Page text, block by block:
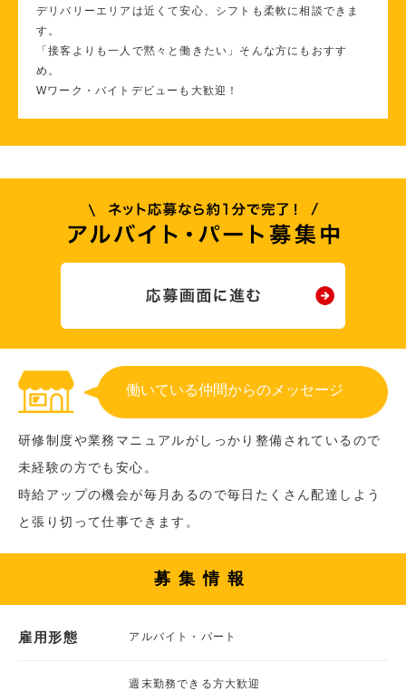
デリバリーエリアは近くて安心、シフトも柔軟に相談できま
す。
「接客よりも一人で黙々と働きたい」そんな方にもおすす
め。
Wワーク・バイトデビューも大歓迎！
働いている仲間からのメッセージ
研修制度や業務マニュアルがしっかり整備されているので
未経験の方でも安心。
時給アップの機会が毎月あるので毎日たくさん配達しよう
と張り切って仕事できます。
募集情報
雇用形態 アルバイト・パート
週末勤務できる方大歓迎